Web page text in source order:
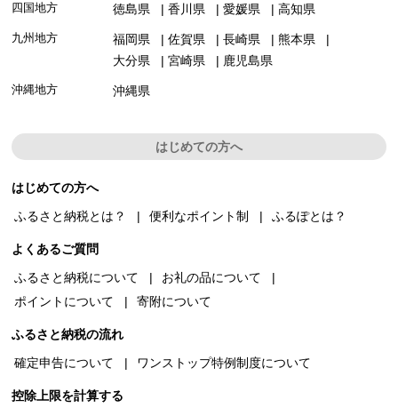
四国地方 徳島県 香川県 愛媛県 高知県
九州地方 福岡県 佐賀県 長崎県
熊本県
大分県
宮崎県 鹿児島県
沖縄地方 沖縄県
はじめての方へ
はじめての方へ
ふるさと納税とは？
便利なポイント制 ふるぽとは？
よくあるご質問
ふるさと納税について
お礼の品について
ポイントについて
寄附について
ふるさと納税の流れ
確定申告について
ワンストップ特例制度について
控除上限を計算する